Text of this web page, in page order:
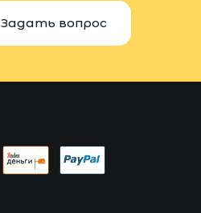
Задать вопрос